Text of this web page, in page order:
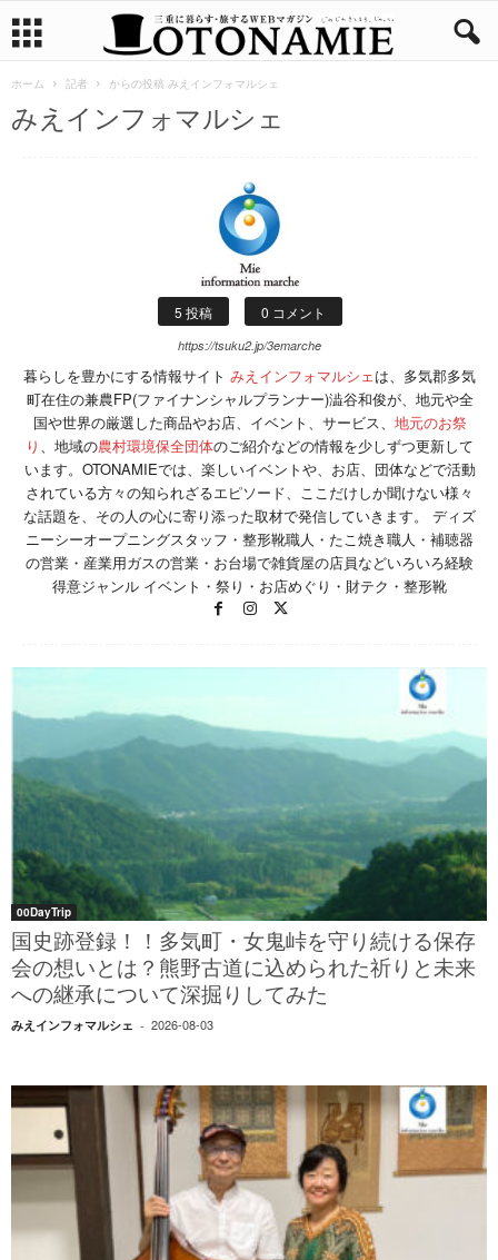
ホーム 記者 からの投稿 みえインフォマルシェ
みえインフォマルシェ
5 投稿 0 コメント
https://tsuku2.jp/3emarche
暮らしを豊かにする情報サイト みえインフォマルシェは、多気郡多気
町在住の兼農FP(ファイナンシャルプランナー)澁谷和俊が、地元や全
国や世界の厳選した商品やお店、イベント、サービス、 地元のお祭
り 、地域の農村環境保全団体のご紹介などの情報を少しずつ更新して
います。OTONAMIEでは、楽しいイベントや、お店、団体などで活動
されている方々の知られざるエピソード、ここだけしか聞けない様々
な話題を、その人の心に寄り添った取材で発信していきます。 ディズ
ニーシーオープニングスタッフ・整形靴職人・たこ焼き職人・補聴器
の営業・産業用ガスの営業・お台場で雑貨屋の店員などいろいろ経験
得意ジャンル イベント・祭り・お店めぐり・財テク・整形靴
00DayTrip
国史跡登録！！多気町・女鬼峠を守り続ける保存
会の想いとは？熊野古道に込められた祈りと未来
への継承について深掘りしてみた
みえインフォマルシェ - 2026-08-03